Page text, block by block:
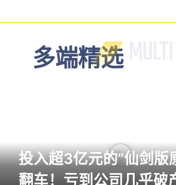
多端精选
投入超3亿元的”仙剑版
翻车！亏到公司几乎破